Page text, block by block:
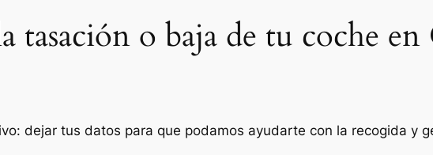
tasación o baja de tu coche
dejar tus datos para que podamos ayudarte con la recogida y